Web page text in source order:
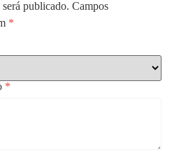
publicado. Campos
*
*